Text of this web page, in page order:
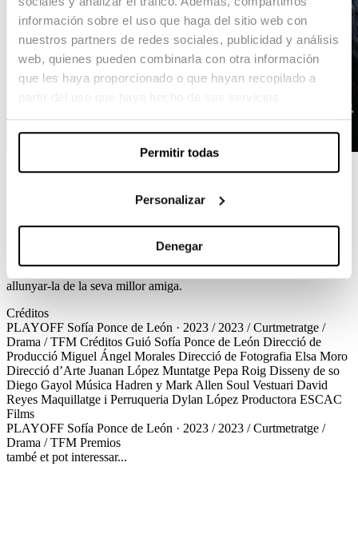
información sobre el uso que haga del sitio web con
nuestros partners de redes sociales, publicidad y análisis
web, quienes pueden combinarla con otra información
que les haya proporcionado o que hayan recopilado a
Permitir todas
Personalizar
Denegar
Marina és la tímida capitana d’un equip de futbol del qual no se’n
sent part. A la nit prèvia al gran partit, es veurà envoltada d’una sèrie
de successos que l’ajudaran a integrar-se però alhora podrien
allunyar-la de la seva millor amiga.
Créditos
PLAYOFF Sofía Ponce de León · 2023 / 2023 / Curtmetratge /
Drama / TFM Créditos Guió Sofía Ponce de León Direcció de
Producció Miguel Ángel Morales Direcció de Fotografia Elsa Moro
Direcció d’Arte Juanan López Muntatge Pepa Roig Disseny de so
Diego Gayol Música Hadren y Mark Allen Soul Vestuari David
Reyes Maquillatge i Perruqueria Dylan López Productora ESCAC
Films
PLAYOFF Sofía Ponce de León · 2023 / 2023 / Curtmetratge /
Drama / TFM Premios
també et pot interessar...